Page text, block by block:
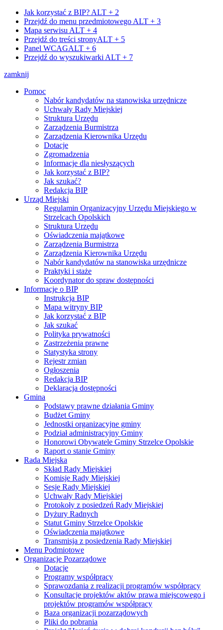
Jak korzystać z BIP? ALT + 2
Przejdź do menu przedmiotowego ALT + 3
Mapa serwisu ALT + 4
Przejdź do treści stronyALT + 5
Panel WCAGALT + 6
Przejdź do wyszukiwarki ALT + 7
zamknij
Pomoc
Nabór kandydatów na stanowiska urzędnicze
Uchwały Rady Miejskiej
Struktura Urzędu
Zarządzenia Burmistrza
Zarządzenia Kierownika Urzędu
Dotacje
Zgromadzenia
Informacje dla niesłyszących
Jak korzystać z BIP?
Jak szukać?
Redakcja BIP
Urząd Miejski
Regulamin Organizacyjny Urzędu Miejskiego w
Strzelcach Opolskich
Struktura Urzędu
Oświadczenia majątkowe
Zarządzenia Burmistrza
Zarządzenia Kierownika Urzędu
Nabór kandydatów na stanowiska urzędnicze
Praktyki i staże
Koordynator do spraw dostępności
Informacje o BIP
Instrukcja BIP
Mapa witryny BIP
Jak korzystać z BIP
Jak szukać
Polityka prywatności
Zastrzeżenia prawne
Statystyka strony
Rejestr zmian
Ogłoszenia
Redakcja BIP
Deklaracja dostępności
Gmina
Podstawy prawne działania Gminy
Budżet Gminy
Jednostki organizacyjne gminy
Podział administracyjny Gminy
Honorowi Obywatele Gminy Strzelce Opolskie
Raport o stanie Gminy
Rada Miejska
Skład Rady Miejskiej
Komisje Rady Miejskiej
Sesje Rady Miejskiej
Uchwały Rady Miejskiej
Protokoły z posiedzeń Rady Miejskiej
Dyżury Radnych
Statut Gminy Strzelce Opolskie
Oświadczenia majątkowe
Transmisja z posiedzenia Rady Miejskiej
Menu Podmiotowe
Organizacje Pozarządowe
Dotacje
Programy współpracy
Sprawozdania z realizacji programów współpracy
Konsultacje projektów aktów prawa miejscowego i
projektów programów współpracy
Baza organizacji pozarządowych
Pliki do pobrania